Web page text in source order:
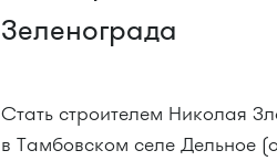
Зеленограда
Стать строителем Николая
в Тамбовском селе Дельное